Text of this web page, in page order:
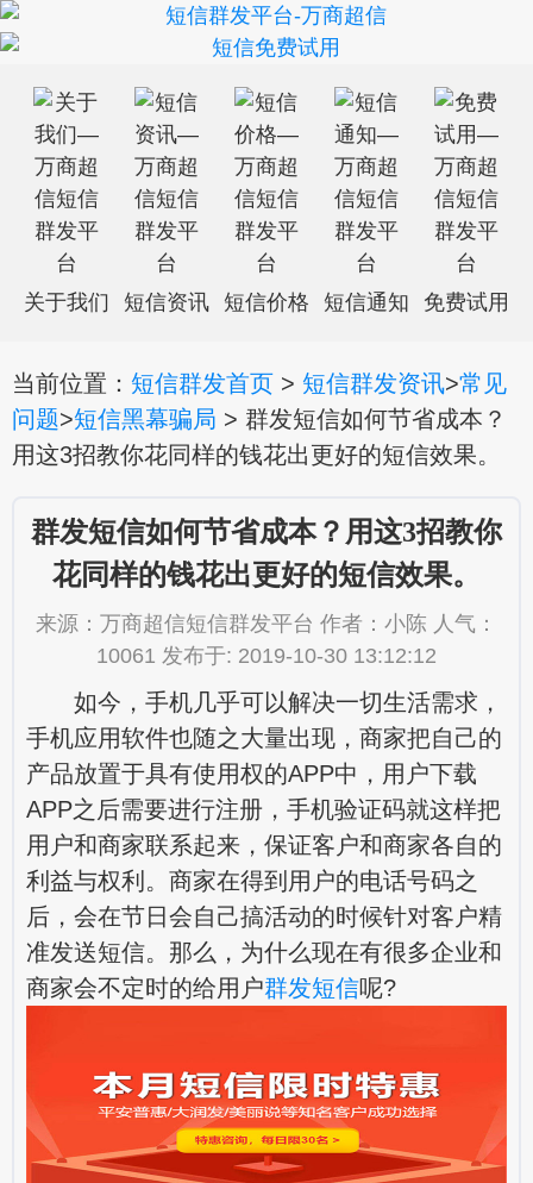
关于我们 短信资讯 短信价格 短信通知 免费试用
当前位置： 短信群发首页 > 短信群发资讯>常见
问题>短信黑幕骗局 > 群发短信如何节省成本？
用这3招教你花同样的钱花出更好的短信效果。
群发短信如何节省成本？用这3招教你
花同样的钱花出更好的短信效果。
来源：万商超信短信群发平台 作者：小陈 人气：
10061 发布于: 2019-10-30 13:12:12
如今，手机几乎可以解决一切生活需求，
手机应用软件也随之大量出现，商家把自己的
产品放置于具有使用权的APP中，用户下载
APP之后需要进行注册，手机验证码就这样把
用户和商家联系起来，保证客户和商家各自的
利益与权利。商家在得到用户的电话号码之
后，会在节日会自己搞活动的时候针对客户精
准发送短信。那么，为什么现在有很多企业和
商家会不定时的给用户群发短信呢?